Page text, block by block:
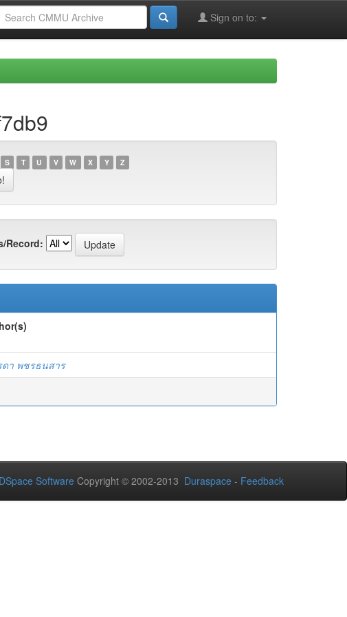
Sign on to:
S T U V W X Y Z
Record:
า พชรธนสาร
DSpace Software Copyright © 2002-2013 Duraspace - Feedback